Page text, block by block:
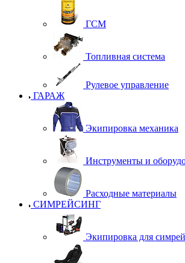
ГСМ
Топливная система
Рулевое управление
ГАРАЖ
Экипировка механика
Инструменты и
Расходные материалы
СИМРЕЙСИНГ
Экипировка для